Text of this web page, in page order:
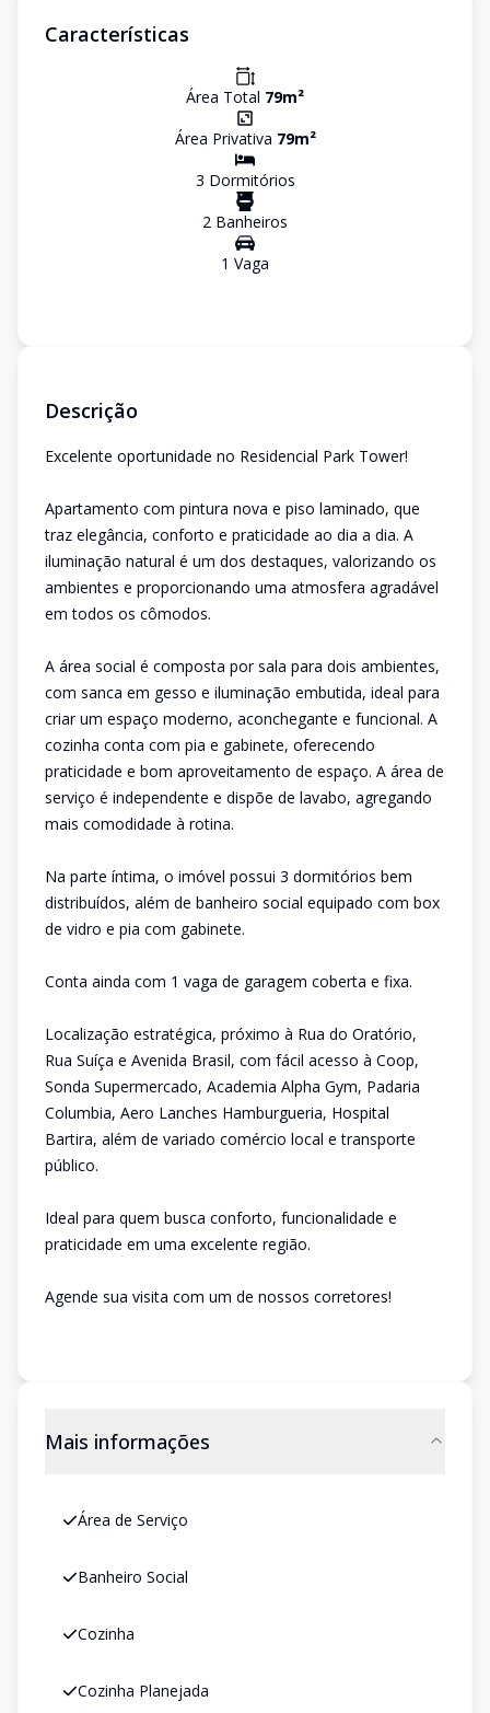
Características
Área Total 79m²
Área Privativa 79m²
3 Dormitórios
2 Banheiros
1 Vaga
Descrição
Excelente oportunidade no Residencial Park Tower!
Apartamento com pintura nova e piso laminado, que
traz elegância, conforto e praticidade ao dia a dia. A
iluminação natural é um dos destaques, valorizando os
ambientes e proporcionando uma atmosfera agradável
em todos os cômodos.
A área social é composta por sala para dois ambientes,
com sanca em gesso e iluminação embutida, ideal para
criar um espaço moderno, aconchegante e funcional. A
cozinha conta com pia e gabinete, oferecendo
praticidade e bom aproveitamento de espaço. A área de
serviço é independente e dispõe de lavabo, agregando
mais comodidade à rotina.
Na parte íntima, o imóvel possui 3 dormitórios bem
distribuídos, além de banheiro social equipado com box
de vidro e pia com gabinete.
Conta ainda com 1 vaga de garagem coberta e fixa.
Localização estratégica, próximo à Rua do Oratório,
Rua Suíça e Avenida Brasil, com fácil acesso à Coop,
Sonda Supermercado, Academia Alpha Gym, Padaria
Columbia, Aero Lanches Hamburgueria, Hospital
Bartira, além de variado comércio local e transporte
público.
Ideal para quem busca conforto, funcionalidade e
praticidade em uma excelente região.
Agende sua visita com um de nossos corretores!
Mais informações
Área de Serviço
Banheiro Social
Cozinha
Cozinha Planejada